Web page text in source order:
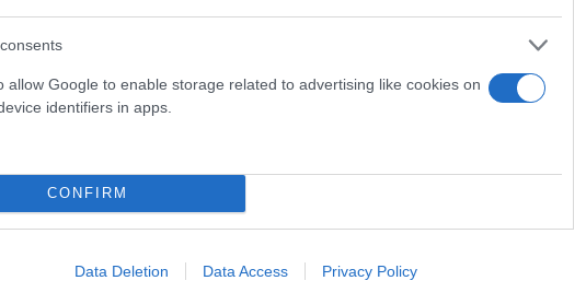
allow Google to enable storage related to advertising like cookies on
identifiers in apps.
CONFIRM
Data Deletion Data Access Privacy Policy
στην παρουσίαση του
κόσμου στο γήπεδο
(video)
Και οι μαϊμούδες έχουν κατοικίδια! Οι
επιστήμονες ρίχνουν φως στις
"φιλίες" μεταξύ διαφορετικών ειδών